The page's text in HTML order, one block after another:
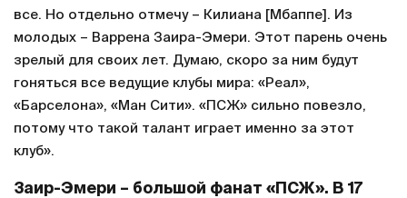
все. Но отдельно отмечу – Килиана [Мбаппе]. Из
молодых – Варрена Заира-Эмери. Этот парень очень
зрелый для своих лет. Думаю, скоро за ним будут
гоняться все ведущие клубы мира: «Реал»,
«Барселона», «Ман Сити». «ПСЖ» сильно повезло,
потому что такой талант играет именно за этот
клуб».
Заир-Эмери – большой фанат «ПСЖ». В 17